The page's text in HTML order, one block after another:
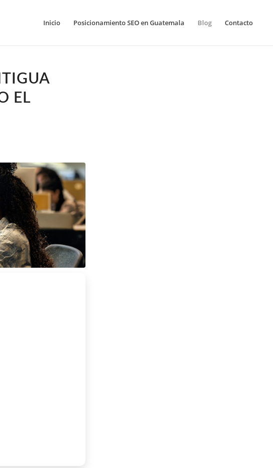
Inicio Posicionamiento SEO en Guatemala Blog Contacto
EL